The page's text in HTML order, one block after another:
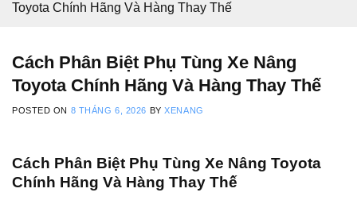
Toyota Chính Hãng Và Hàng Thay Thế
Cách Phân Biệt Phụ Tùng Xe Nâng
Toyota Chính Hãng Và Hàng Thay Thế
POSTED ON 8 THÁNG 6, 2026 BYXENANG
Cách Phân Biệt Phụ Tùng Xe Nâng Toyota
Chính Hãng Và Hàng Thay Thế